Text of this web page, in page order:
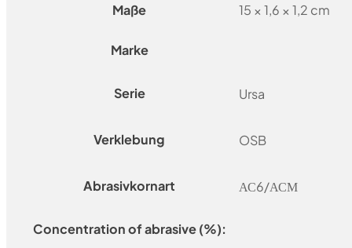
Maße 15 × 1,6 × 1,2 cm
Marke
Serie Ursa
Verklebung OSB
Abrasivkornart АС6/АСМ
Concentration of abrasive (%):